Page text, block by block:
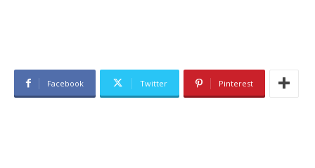
Facebook Twitter Pinterest